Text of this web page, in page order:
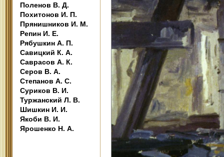
Поленов В. Д.
Похитонов И. П.
Прянишников И. М.
Репин И. Е.
Рябушкин А. П.
Савицкий К. А.
Саврасов А. К.
Серов В. А.
Степанов А. С.
Суриков В. И.
Туржанский Л. В.
Шишкин И. И.
Якоби В. И.
Ярошенко Н. А.